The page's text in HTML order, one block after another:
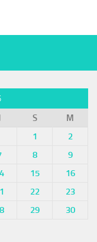
S
M
1
2
8
9
15
16
22
23
29
30